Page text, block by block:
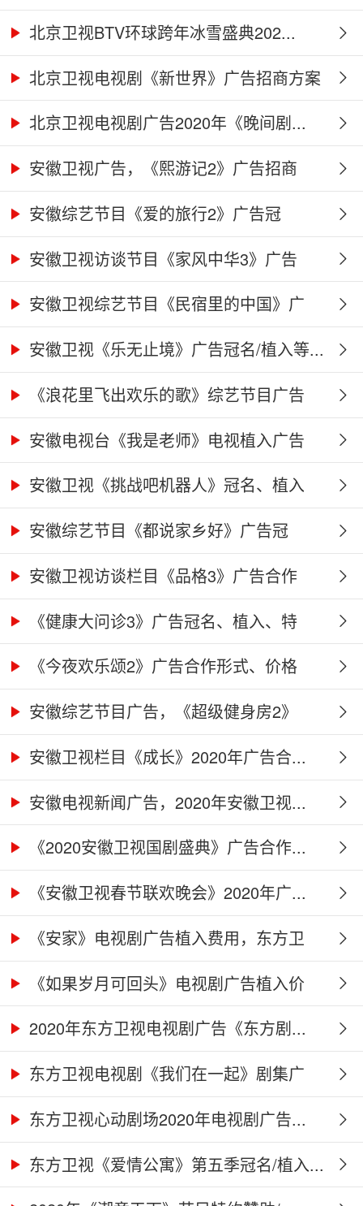
北京卫视BTV环球跨年冰雪盛典202...
北京卫视电视剧《新世界》广告招商方案
北京卫视电视剧广告2020年《晚间剧...
安徽卫视广告，《熙游记2》广告招商
合...安徽综艺节目《爱的旅行2》广告冠
名、...
安徽卫视访谈节目《家风中华3》广告
合...安徽卫视综艺节目《民宿里的中国》广
告...安徽卫视《乐无止境》广告冠名/植入等...
《浪花里飞出欢乐的歌》综艺节目广告
冠...安徽电视台《我是老师》电视植入广告
价...安徽卫视《挑战吧机器人》冠名、植入
广...安徽综艺节目《都说家乡好》广告冠
名、...
安徽卫视访谈栏目《品格3》广告合作
权...《健康大问诊3》广告冠名、植入、特
别...《今夜欢乐颂2》广告合作形式、价格
及...安徽综艺节目广告，《超级健身房2》
广...安徽卫视栏目《成长》2020年广告合...
安徽电视新闻广告，2020年安徽卫视...
《2020安徽卫视国剧盛典》广告合作...
《安徽卫视春节联欢晚会》2020年广...
《安家》电视剧广告植入费用，东方卫
视...《如果岁月可回头》电视剧广告植入价
格...2020年东方卫视电视剧广告《东方剧...
东方卫视电视剧《我们在一起》剧集广
告...东方卫视心动剧场2020年电视剧广告...
东方卫视《爱情公寓》第五季冠名/植入...